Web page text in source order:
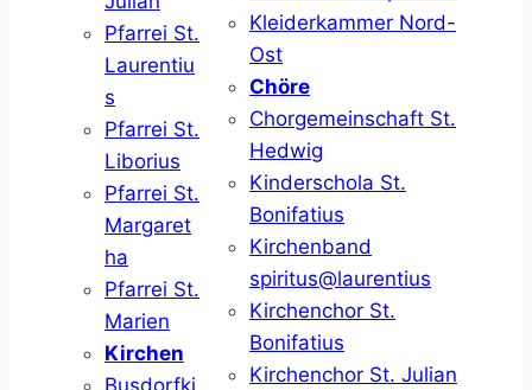
Pfarrei St.
Laurentiu
s
Pfarrei St.
Liborius
Pfarrei St.
Margaret
ha
Pfarrei St.
Marien
Kirchen
Busdorfki
Kleiderkammer Nord-
Ost
Chöre
Chorgemeinschaft St.
Hedwig
Kinderschola St.
Bonifatius
Kirchenband
spiritus@laurentius
Kirchenchor St.
Bonifatius
Kirchenchor St. Julian